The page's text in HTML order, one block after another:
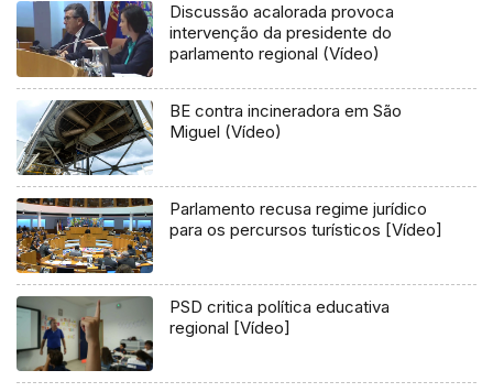
Discussão acalorada provoca
intervenção da presidente do
parlamento regional (Vídeo)
BE contra incineradora em São
Miguel (Vídeo)
Parlamento recusa regime jurídico
para os percursos turísticos [Vídeo]
PSD critica política educativa
regional [Vídeo]